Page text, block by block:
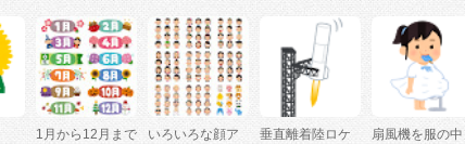
1月から12月まで
いろいろな顔ア
垂直離着陸ロケ
扇風機を服の中